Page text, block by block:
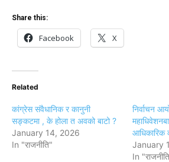
Share this:
Facebook X
Related
कांग्रेस संवैधानिक र कानुनी
सङ्कटमा , के होला त अवको बाटो ?
January 14, 2026
In "राजनीति"
निर्वाचन
आधिकारिक
January
In